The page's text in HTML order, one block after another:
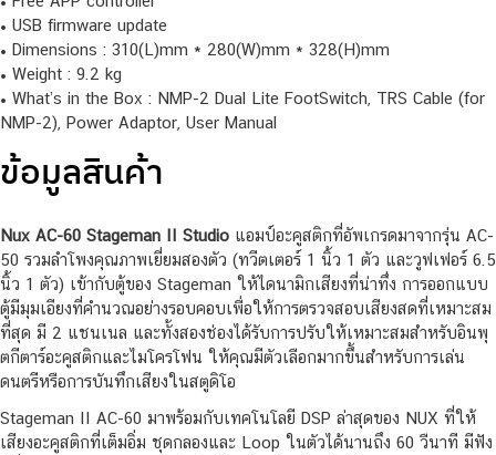
• USB firmware update
• Dimensions : 310(L)mm * 280(W)mm * 328(H)mm
• Weight : 9.2 kg
• What’s in the Box : NMP-2 Dual Lite FootSwitch, TRS Cable (for
NMP-2), Power Adaptor, User Manual
ข้อมูลสินค้า
Nux AC-60 Stageman II Studio แอมป์อะคูสติกที่อัพเกรดมาจากรุ่น AC-
50 รวมลำโพงคุณภาพเยี่ยมสองตัว (ทวีตเตอร์ 1 นิ้ว 1 ตัว และวูฟเฟอร์ 6.5
นิ้ว 1 ตัว) เข้ากับตู้ของ Stageman ให้ไดนามิกเสียงที่น่าทึ่ง การออกแบบ
ตู้มีมุมเอียงที่คำนวณอย่างรอบคอบเพื่อให้การตรวจสอบเสียงสดที่เหมาะสม
ที่สุด มี 2 แชนเนล และทั้งสองช่องได้รับการปรับให้เหมาะสมสำหรับอินพุ
ตกีตาร์อะคูสติกและไมโครโฟน ให้คุณมีตัวเลือกมากขึ้นสำหรับการเล่น
ดนตรีหรือการบันทึกเสียงในสตูดิโอ
Stageman II AC-60 มาพร้อมกับเทคโนโลยี DSP ล่าสุดของ NUX ที่ให้
เสียงอะคูสติกที่เต็มอิ่ม ชุดกลองและ Loop ในตัวได้นานถึง 60 วืนาที มีฟัง